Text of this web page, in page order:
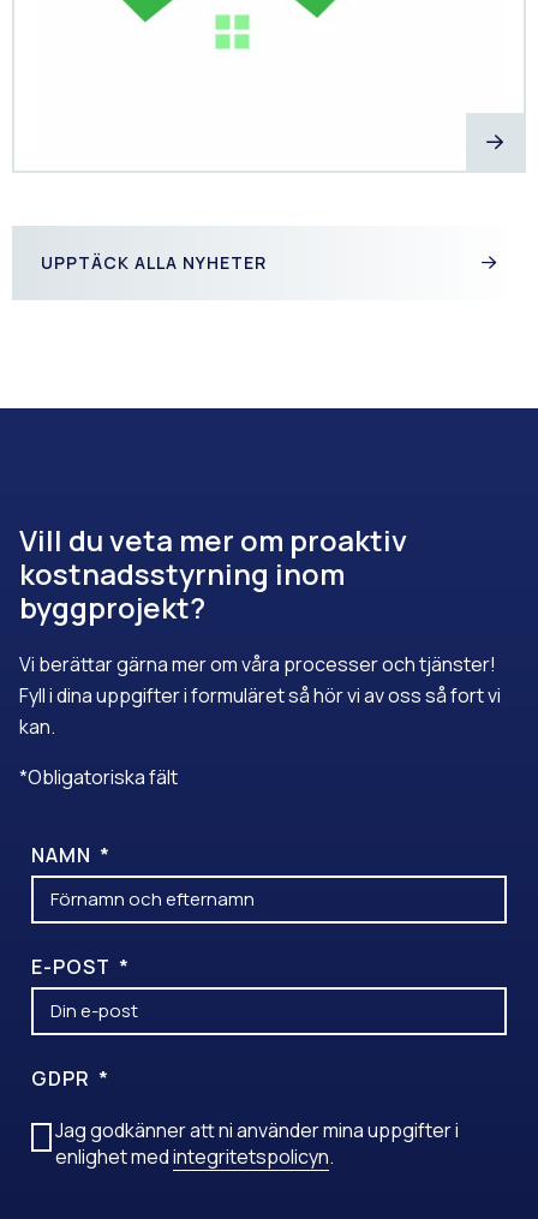
UPPTÄCK ALLA NYHETER
Vill du veta mer om proaktiv
kostnadsstyrning inom
byggprojekt?
Vi berättar gärna mer om våra processer och tjänster!
Fyll i dina uppgifter i formuläret så hör vi av oss så fort vi
kan.
*Obligatoriska fält
NAMN
E-POST
GDPR
Jag godkänner att ni använder mina uppgifter i
enlighet medintegritetspolicyn.